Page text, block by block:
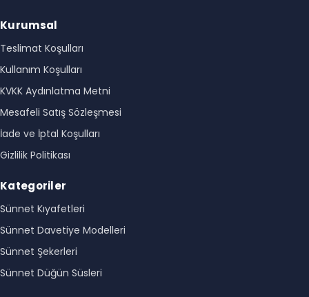
Kurumsal
Teslimat Koşulları
Kullanım Koşulları
KVKK Aydınlatma Metni
Mesafeli Satış Sözleşmesi
İade ve İptal Koşulları
Gizlilik Politikası
Kategoriler
Sünnet Kıyafetleri
Sünnet Davetiye Modelleri
Sünnet Şekerleri
Sünnet Düğün Süsleri